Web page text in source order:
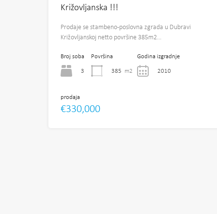
Križovljanska !!!
Prodaje se stambeno-poslovna zgrada u Dubravi
Križovljanskoj netto površine 385m2…
Broj soba
3
Površina
385 m2
Godina izgradnje
2010
prodaja
€330,000